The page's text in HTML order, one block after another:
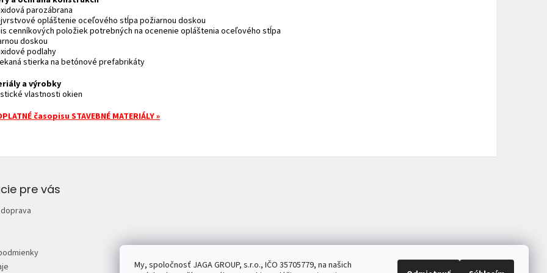
My, spoločnosť JAGA GROUP, s.r.o., IČO 35705779, na našich
parozábrana
opláštenie oceľového stĺpa požiarnou doskou
cenníkových položiek potrebných na ocenenie opláštenia oceľového stĺpa
doskou
podlahy
stierka na betónové prefabrikáty
a výrobky
vlastnosti okien
časopisu STAVEBNÉ MATERIÁLY »
pre vás